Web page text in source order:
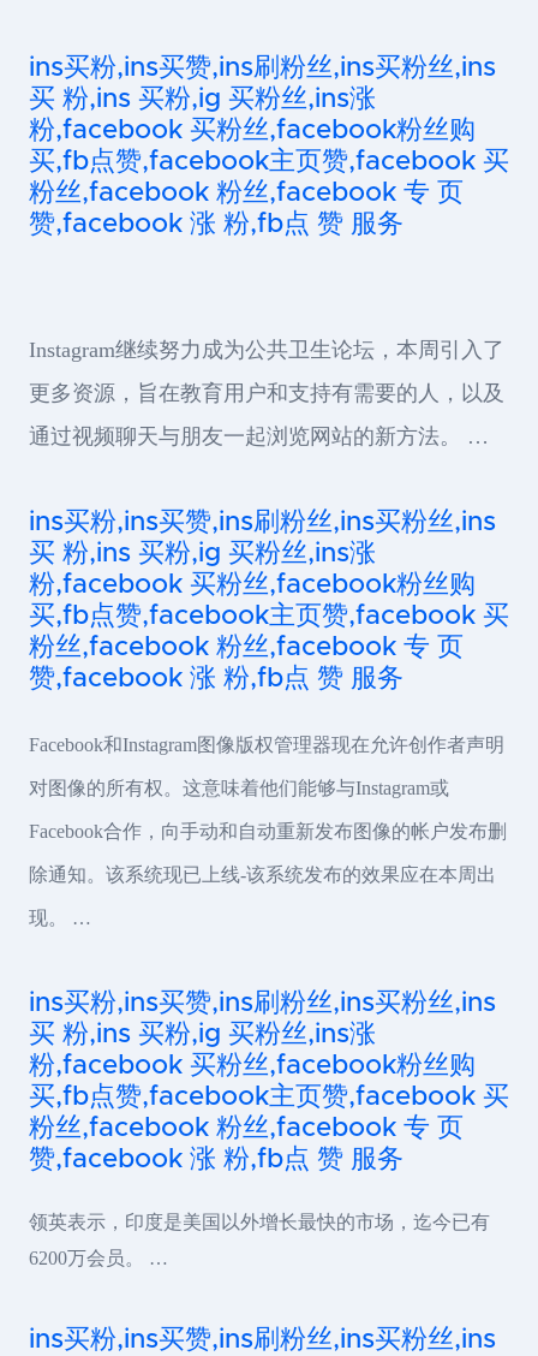
ins买粉,ins买赞,ins刷粉丝,ins买粉丝,ins
买 粉,ins 买粉,ig 买粉丝,ins涨
粉,facebook 买粉丝,facebook粉丝购
买,fb点赞,facebook主页赞,facebook 买
粉丝,facebook 粉丝,facebook 专 页
赞,facebook 涨 粉,fb点 赞 服务
Instagram继续努力成为公共卫生论坛，本周引入了
更多资源，旨在教育用户和支持有需要的人，以及
通过视频聊天与朋友一起浏览网站的新方法。 …
ins买粉,ins买赞,ins刷粉丝,ins买粉丝,ins
买 粉,ins 买粉,ig 买粉丝,ins涨
粉,facebook 买粉丝,facebook粉丝购
买,fb点赞,facebook主页赞,facebook 买
粉丝,facebook 粉丝,facebook 专 页
赞,facebook 涨 粉,fb点 赞 服务
Facebook和Instagram图像版权管理器现在允许创作者声明
对图像的所有权。这意味着他们能够与Instagram或
Facebook合作，向手动和自动重新发布图像的帐户发布删
除通知。该系统现已上线-该系统发布的效果应在本周出
现。 …
ins买粉,ins买赞,ins刷粉丝,ins买粉丝,ins
买 粉,ins 买粉,ig 买粉丝,ins涨
粉,facebook 买粉丝,facebook粉丝购
买,fb点赞,facebook主页赞,facebook 买
粉丝,facebook 粉丝,facebook 专 页
赞,facebook 涨 粉,fb点 赞 服务
领英表示，印度是美国以外增长最快的市场，迄今已有
6200万会员。 …
ins买粉,ins买赞,ins刷粉丝,ins买粉丝,ins